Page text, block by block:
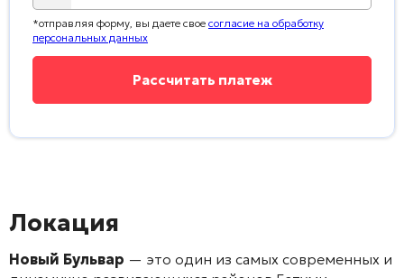
*отправляя форму, вы даете свое согласие на обработку
персональных данных
Локация
Новый Бульвар — это один из самых современных и